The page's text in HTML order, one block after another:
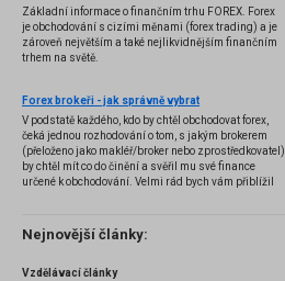
Základní informace o finančním trhu FOREX. Forex
je obchodování s cizími měnami (forex trading) a je
zároveň největším a také nejlikvidnějším finančním
trhem na světě.
Forex brokeři - jak správně vybrat
V podstatě každého, kdo by chtěl obchodovat forex,
čeká jednou rozhodování o tom, s jakým brokerem
(přeloženo jako makléř/broker nebo zprostředkovatel)
by chtěl mít co do činění a svěřil mu své finance
určené k obchodování. Velmi rád bych vám přiblížil
několik příkladů nejznámějších z nich.
Nejnovější články:
Vzdělávací články